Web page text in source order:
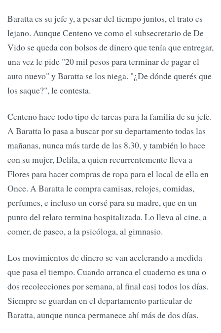
Baratta es su jefe y, a pesar del tiempo juntos, el trato es
lejano. Aunque Centeno ve como el subsecretario de De
Vido se queda con bolsos de dinero que tenía que entregar,
una vez le pide "20 mil pesos para terminar de pagar el
auto nuevo" y Baratta se los niega. "¿De dónde querés que
los saque?", le contesta.
Centeno hace todo tipo de tareas para la familia de su jefe.
A Baratta lo pasa a buscar por su departamento todas las
mañanas, nunca más tarde de las 8.30, y también lo hace
con su mujer, Delila, a quien recurrentemente lleva a
Flores para hacer compras de ropa para el local de ella en
Once. A Baratta le compra camisas, relojes, comidas,
perfumes, e incluso un corsé para su madre, que en un
punto del relato termina hospitalizada. Lo lleva al cine, a
comer, de paseo, a la psicóloga, al gimnasio.
Los movimientos de dinero se van acelerando a medida
que pasa el tiempo. Cuando arranca el cuaderno es una o
dos recolecciones por semana, al final casi todos los días.
Siempre se guardan en el departamento particular de
Baratta, aunque nunca permanece ahí más de dos días.